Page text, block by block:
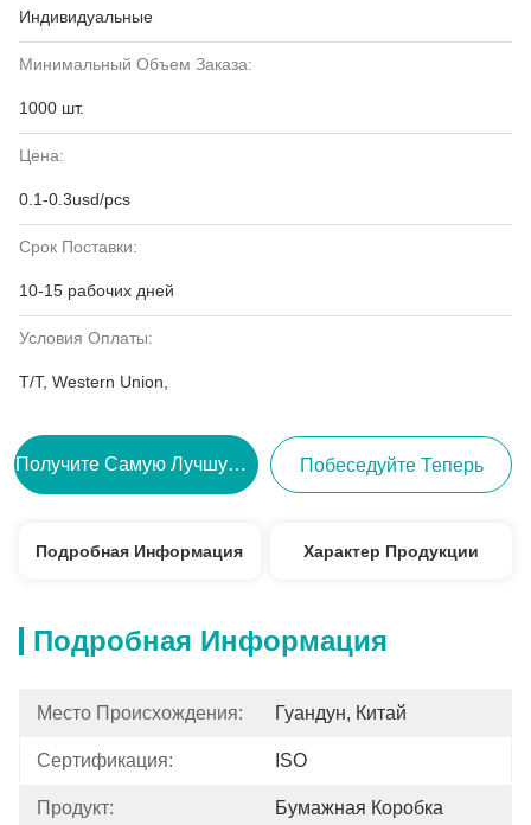
Индивидуальные
Минимальный Объем Заказа:
1000 шт.
Цена:
0.1-0.3usd/pcs
Срок Поставки:
10-15 рабочих дней
Условия Оплаты:
T/T, Western Union,
Получите Самую Лучшую Цену Побеседуйте Теперь
Подробная Информация Характер Продукции
Подробная Информация
Место Происхождения: Гуандун, Китай
Сертификация: ISO
Продукт: Бумажная Коробка